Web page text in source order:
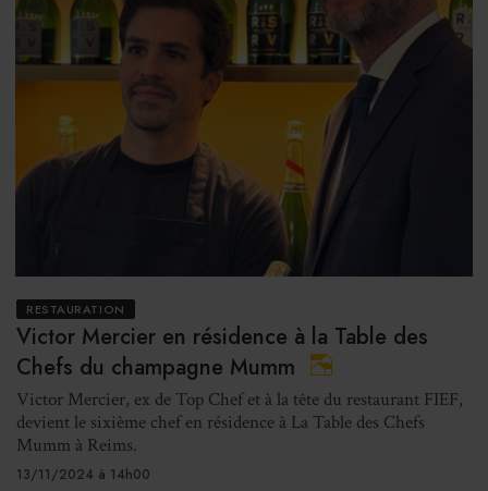
RESTAURATION
Victor Mercier en résidence à la Table des
Chefs du champagne Mumm
Victor Mercier, ex de Top Chef et à la tête du restaurant FIEF,
devient le sixième chef en résidence à La Table des Chefs
Mumm à Reims.
13/11/2024 à 14h00